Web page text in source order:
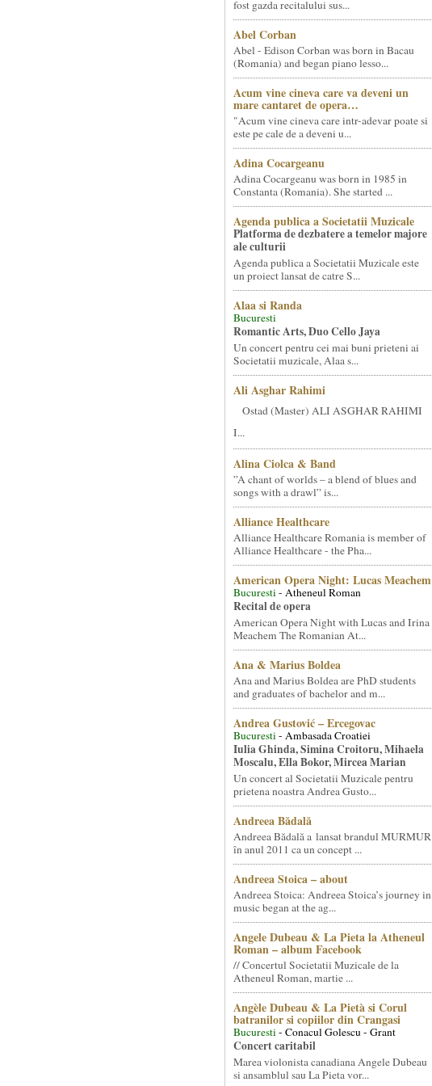
fost gazda recitalului sus...
Abel Corban
Abel - Edison Corban was born in Bacau
(Romania) and began piano lesso...
Acum vine cineva care va deveni un
mare cantaret de opera…
"Acum vine cineva care intr-adevar poate si
este pe cale de a deveni u...
Adina Cocargeanu
Adina Cocargeanu was born in 1985 in
Constanta (Romania). She started ...
Agenda publica a Societatii Muzicale
Platforma de dezbatere a temelor majore
ale culturii
Agenda publica a Societatii Muzicale este
un proiect lansat de catre S...
Alaa si Randa
Bucuresti
Romantic Arts, Duo Cello Jaya
Un concert pentru cei mai buni prieteni ai
Societatii muzicale, Alaa s...
Ali Asghar Rahimi
Ostad (Master) ALI ASGHAR RAHIMI
I...
Alina Ciolca & Band
”A chant of worlds – a blend of blues and
songs with a drawl” is...
Alliance Healthcare
Alliance Healthcare Romania is member of
Alliance Healthcare - the Pha...
American Opera Night: Lucas Meachem
Bucuresti- Atheneul Roman
Recital de opera
American Opera Night with Lucas and Irina
Meachem The Romanian At...
Ana & Marius Boldea
Ana and Marius Boldea are PhD students
and graduates of bachelor and m...
Andrea Gustović – Ercegovac
Bucuresti- Ambasada Croatiei
Iulia Ghinda, Simina Croitoru, Mihaela
Moscalu, Ella Bokor, Mircea Marian
Un concert al Societatii Muzicale pentru
prietena noastra Andrea Gusto...
Andreea Bădală
Andreea Bădală a lansat brandul MURMUR
în anul 2011 ca un concept ...
Andreea Stoica – about
Andreea Stoica: Andreea Stoica’s journey in
music began at the ag...
Angele Dubeau & La Pieta la Atheneul
Roman – album Facebook
// Concertul Societatii Muzicale de la
Atheneul Roman, martie ...
Angèle Dubeau & La Pietà si Corul
batranilor si copiilor din Crangasi
Bucuresti- Conacul Golescu - Grant
Concert caritabil
Marea violonista canadiana Angele Dubeau
si ansamblul sau La Pieta vor...